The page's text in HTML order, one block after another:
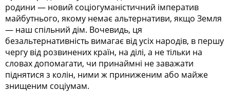
родини — новий соціогуманістичний імператив
майбутнього, якому немає альтернативи, якщо Земля
— наш спільний дім. Вочевидь, ця
безальтернативність вимагає від усіх народів, в першу
чергу від розвинених країн, на ділі, а не тільки на
словах допомагати, чи принаймні не заважати
піднятися з колін, ними ж приниженим або майже
знищеним соціумам.